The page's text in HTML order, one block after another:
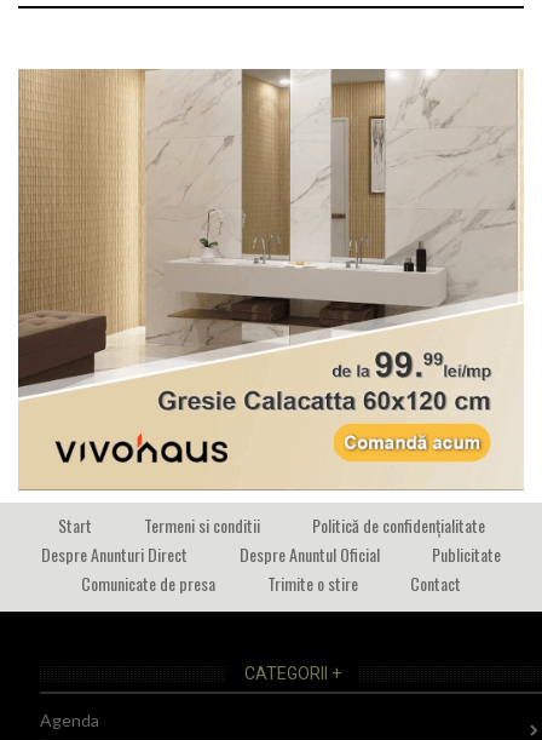
Start Termeni si conditii
Politică de confidențialitate
Despre Anunturi Direct
Despre Anuntul Oficial
Publicitate
Comunicate de presa
Trimite o stire Contact
CATEGORII +
Agenda